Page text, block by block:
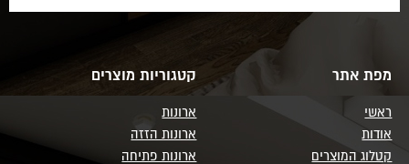
מפת אתר
ראשי
אודות
קטלוג המוצרים
קטגוריות מוצרים
ארונות
ארונות הזזה
ארונות פתיחה